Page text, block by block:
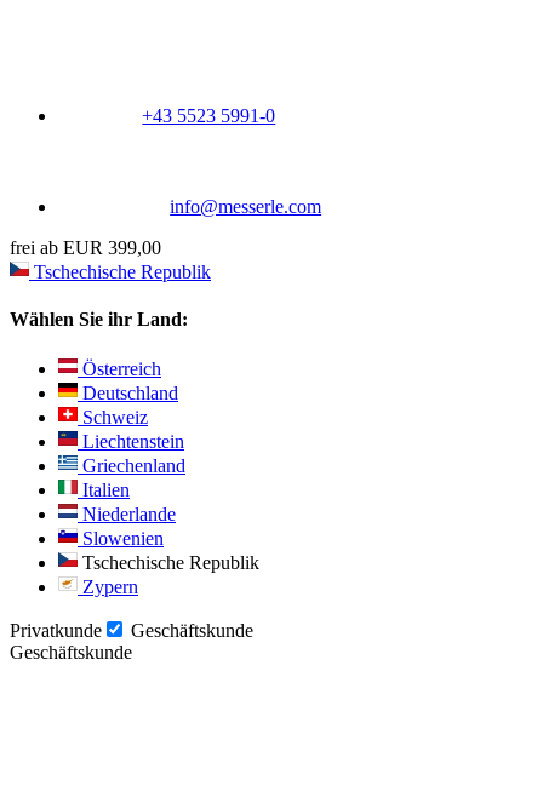
+43 5523 5991-0
info@messerle.com
frei ab EUR 399,00
Tschechische Republik
Wählen Sie ihr Land:
Österreich
Deutschland
Schweiz
Liechtenstein
Griechenland
Italien
Niederlande
Slowenien
Tschechische Republik
Zypern
Privatkunde
Geschäftskunde
Geschäftskunde